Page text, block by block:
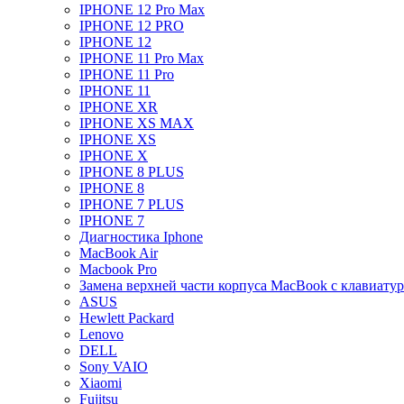
IPHONE 12 Pro Max
IPHONE 12 PRO
IPHONE 12
IPHONE 11 Pro Max
IPHONE 11 Pro
IPHONE 11
IPHONE XR
IPHONE XS MAX
IPHONE XS
IPHONE X
IPHONE 8 PLUS
IPHONE 8
IPHONE 7 PLUS
IPHONE 7
Диагностика Iphone
MacBook Air
Macbook Pro
Замена верхней части корпуса MacBook с
ASUS
Hewlett Packard
Lenovo
DELL
Sony VAIO
Xiaomi
Fujitsu